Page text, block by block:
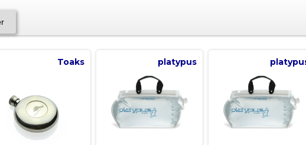
Toaks platypus